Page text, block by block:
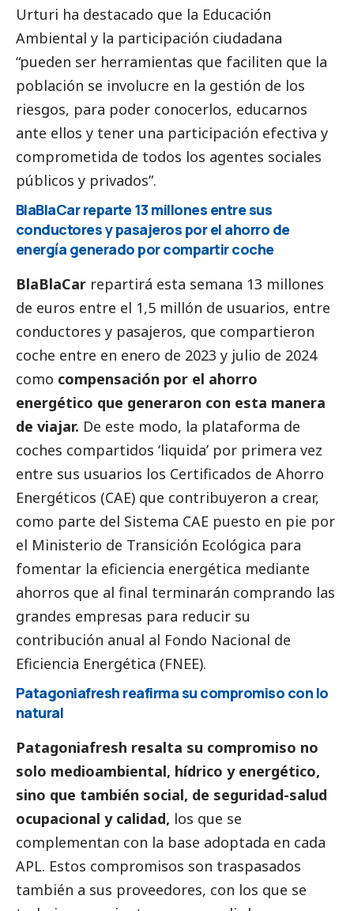
Urturi ha destacado que la Educación
Ambiental y la participación ciudadana
“pueden ser herramientas que faciliten que la
población se involucre en la gestión de los
riesgos, para poder conocerlos, educarnos
ante ellos y tener una participación efectiva y
comprometida de todos los agentes sociales
públicos y privados”.
BlaBlaCar reparte 13 millones entre sus
conductores y pasajeros por el ahorro de
energía generado por compartir coche
BlaBlaCar repartirá esta semana 13 millones
de euros entre el 1,5 millón de usuarios, entre
conductores y pasajeros, que compartieron
coche entre en enero de 2023 y julio de 2024
como compensación por el ahorro
energético que generaron con esta manera
de viajar. De este modo, la plataforma de
coches compartidos ‘liquida’ por primera vez
entre sus usuarios los Certificados de Ahorro
Energéticos (CAE) que contribuyeron a crear,
como parte del Sistema CAE puesto en pie por
el Ministerio de Transición Ecológica para
fomentar la eficiencia energética mediante
ahorros que al final terminarán comprando las
grandes empresas para reducir su
contribución anual al Fondo Nacional de
Eficiencia Energética (FNEE).
Patagoniafresh reafirma su compromiso con lo
natural
Patagoniafresh resalta su compromiso no
solo medioambiental, hídrico y energético,
sino que también social, de seguridad-salud
ocupacional y calidad, los que se
complementan con la base adoptada en cada
APL. Estos compromisos son traspasados
también a sus proveedores, con los que se